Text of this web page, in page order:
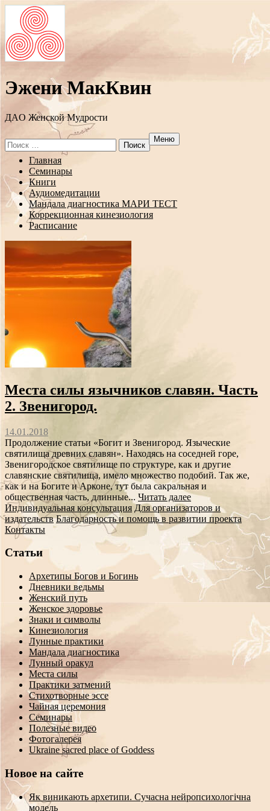
Эжени МакКвин
ДAO Женской Мудрости
Search
for:
Меню
Перейти
содержанию
Главная
Семинары
Книги
Аудиомедитации
Мандала диагностика МАРИ ТЕСТ
Коррекционная кинезиология
Расписание
Места силы язычников славян. Часть
2. Звенигород.
14.01.2018
Продолжение статьи «Богит и Звенигород. Языческие
святилища древних славян». Находясь на соседней горе,
Звенигородское святилище по структуре, как и другие
славянские святилища, имело множество подобий. Так же,
как и на Богите и Арконе, тут была сакральная и
общественная часть, длинные... Читать далее
Индивидуальная консультация Для организаторов и
издательств Благодарность и помощь в развитии проекта
Контакты
Статьи
Архетипы Богов и Богинь
Дневники ведьмы
Женский путь
Женское здоровье
Знаки и символы
Кинезиология
Лунные практики
Мандала диагностика
Лунный оракул
Места силы
Практики затмений
Стихотворные эссе
Чайная церемония
Семинары
Полезные видео
Фотогалерея
Ukraine sacred place of Goddess
Новое на сайте
Як виникають архетипи. Сучасна нейропсихологічна
модель